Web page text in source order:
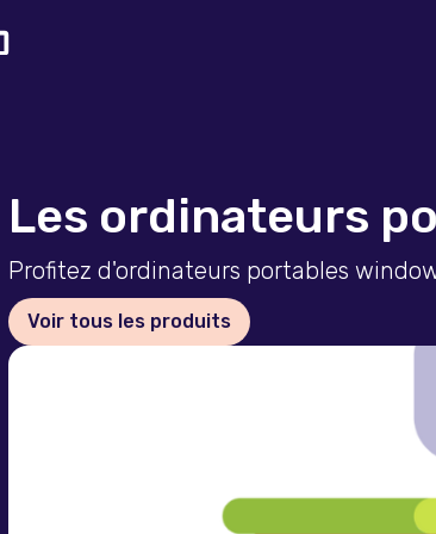
Les ordinateurs
Profitez d'ordinateurs portables
Voir tous les produits